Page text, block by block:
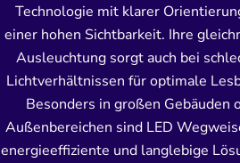
Technologie mit klarer
einer hohen Sichtbarkeit. Ihre
Ausleuchtung sorgt auch bei
Lichtverhältnissen für optimale
Besonders in großen Gebäuden
Außenbereichen sind LED
energieeffiziente und langlebige